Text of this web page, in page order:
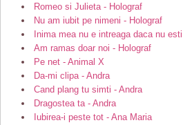
Romeo si Julieta - Holograf
Nu am iubit pe nimeni - Holograf
Inima mea nu e intreaga daca nu
Am ramas doar noi - Holograf
Pe net - Animal X
Da-mi clipa - Andra
Cand plang tu simti - Andra
Dragostea ta - Andra
Iubirea-i peste tot - Ana Maria